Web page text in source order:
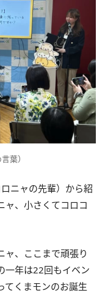
葉）
ニャの先輩）から紹
ャ、小さくてコロコ
ャ、ここまで頑張り
一年は22回もイベン
くまモンのお誕生